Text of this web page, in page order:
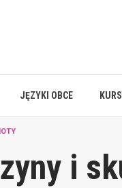
JĘZYKI OBCE
i